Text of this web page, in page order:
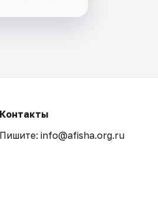
Контакты
Пишите: info@afisha.org.ru